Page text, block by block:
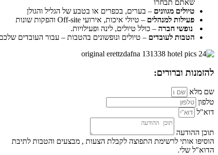
שאתם תבחרו
טיולים מגוונים– בערים, בכפרים או בטבע של הגליל והגולן
פעילות למנהלים– טיולי איכות, אירועי Off-site והפקות שונות
נופשי חברה– כולל טיולים, לינה ופעילויות.
הטבות לעובדים– טיולים ונופשונים בהטבות – עבור העובדים שלכם
להזמנות וברורים:
שם מלא
טלפון
דוא"ל
תוכן ההודעה
הוסיפו אותי לרשימת התפוצה לקבלת הצעות , מבצעים והטבות לתיבת
הדוא"ל שלי.